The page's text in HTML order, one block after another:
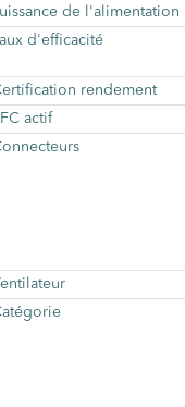
de l'alimentation
Taux d'efficacité
rendement
actif